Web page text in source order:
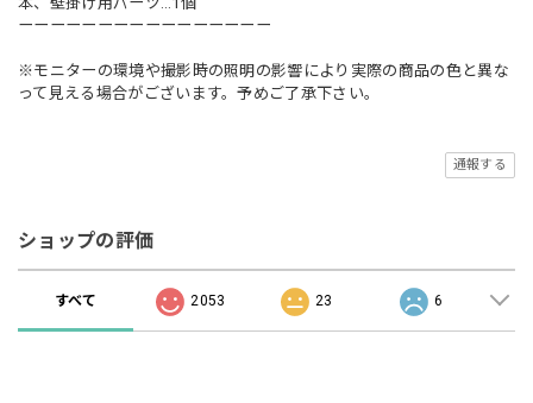
ーーーーーーーーーーーーーーーー
※モニターの環境や撮影時の照明の影響により実際の商品の色と異な
って見える場合がございます。予めご了承下さい。
通報する
ショップの評価
すべて 2053 23 6